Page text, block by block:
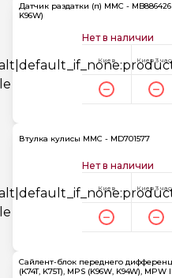
Датчик раздатки (п) MMC -
K96W)
Нет в наличии
Киев Киев 3
Втулка кулисы MMC - MD701577
Нет в наличии
Киев Киев 3
Сайлент-блок переднего
(K74T, K75T), MPS (K96W, K94W), MPW II